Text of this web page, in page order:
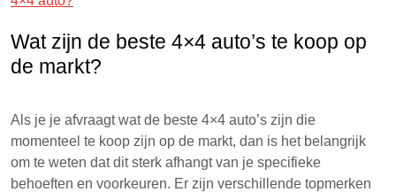
Wat zijn de beste 4×4 auto’s te koop op
de markt?
Als je je afvraagt wat de beste 4×4 auto’s zijn die
momenteel te koop zijn op de markt, dan is het belangrijk
om te weten dat dit sterk afhangt van je specifieke
behoeften en voorkeuren. Er zijn verschillende topmerken